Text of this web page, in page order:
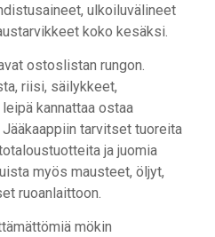
ulkoiluvälineet
koko kesäksi.
ostoslistan rungon.
riisi, säilykkeet,
kannattaa ostaa
tarvitset tuoreita
ja juomia
myös mausteet, öljyt,
ruoanlaittoon.
mökin